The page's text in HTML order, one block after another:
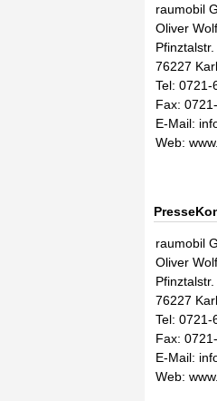
raumobil
Oliver Wolf
76227
Tel: 0721-
Fax:
E-Mail:
Web:
raumobil
Oliver Wolf
76227
Tel: 0721-
Fax:
E-Mail:
Web: